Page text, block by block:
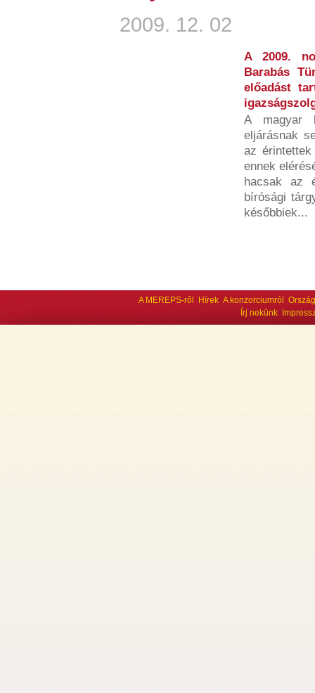
2009. 12. 02
A 2009.
Barabás
előadást
A magyar
eljárásnak
az
ennek
hacsak az
bírósági
későbbiek...
A MEREPS-ről Hírek A konzorciumról
Írj nekünk